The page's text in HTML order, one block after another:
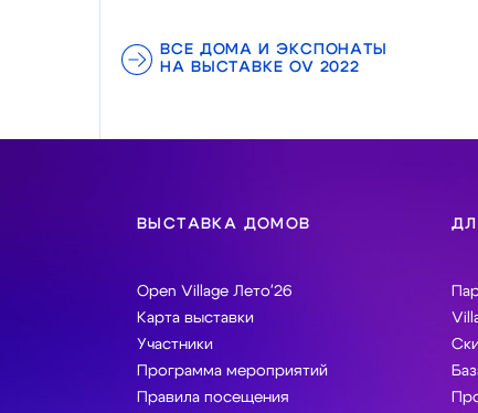
ВСЕ ДОМА И ЭКСПОНАТЫ
НА ВЫСТАВКЕ OV 2022
ВЫСТАВКА ДОМОВ
Open Village Лето'26
Карта выставки
Участники
Программа мероприятий
Правила посещения